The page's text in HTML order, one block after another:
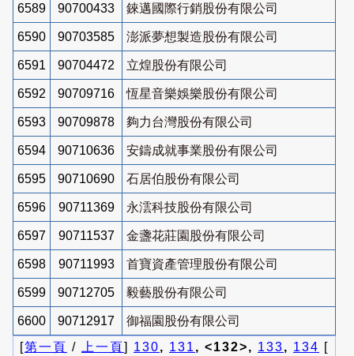
6589 90700433 錸邁國際行銷股份有限公司
6590 90703585 澎派夢想製造股份有限公司
6591 90704472 立煌股份有限公司
6592 90709716 恆星音樂娛樂股份有限公司
6593 90709878 夠力台灣股份有限公司
6594 90710636 安鑄成就事業股份有限公司
6595 90710690 石居伯股份有限公司
6596 90711369 永澐科技股份有限公司
6597 90711537 金盞花莊園股份有限公司
6598 90711993 首寶資產管理股份有限公司
6599 90712705 毅藝股份有限公司
6600 90712917
御福園股份有限公司
[第一頁 / 上一頁] 130, 131 , <132>, 133, 134 [